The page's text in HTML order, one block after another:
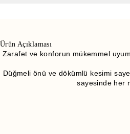
Ürün Açıklaması
Zarafet ve konforun mükemmel
Düğmeli önü ve dökümlü kesimi
sayesinde her